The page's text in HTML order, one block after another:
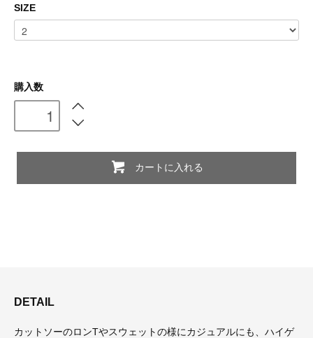
SIZE
購入数
カートに入れる
DETAIL
カットソーのロンTやスウェットの様にカジュアルにも、ハイゲ